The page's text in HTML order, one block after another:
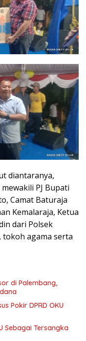
diantaranya,
PJ Bupati
Camat Baturaja
Kemalaraja, Ketua
dari Polsek
agama serta
di Palembang,
Pokir DPRD OKU
Sebagai Tersangka